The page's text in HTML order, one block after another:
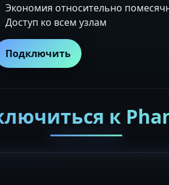
Экономия относительно
Доступ ко всем узлам
Подключить
к